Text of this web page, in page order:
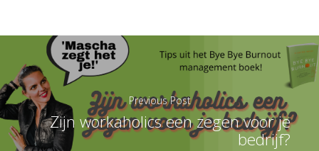
Previous Post
Zijn workaholics een zegen voor je
bedrijf?